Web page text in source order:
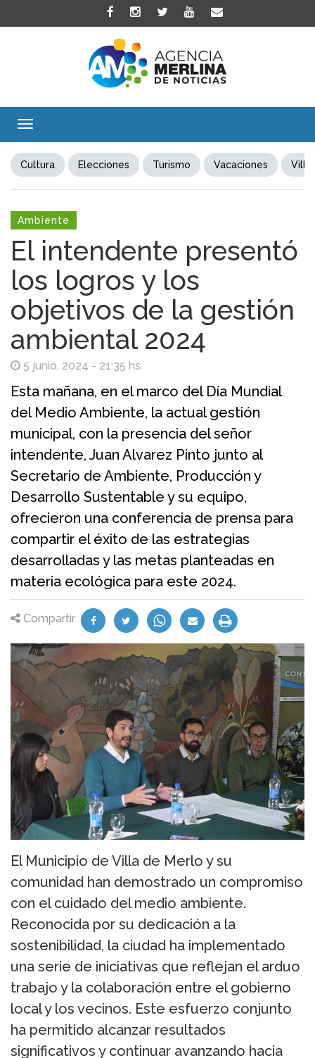
Toggle
Cultura Elecciones Turismo Vacaciones Villa
Ambiente
El intendente presentó
los logros y los
objetivos de la gestión
ambiental 2024
5 junio, 2024 - 21:35 hs.
Esta mañana, en el marco del Día Mundial
del Medio Ambiente, la actual gestión
municipal, con la presencia del señor
intendente, Juan Alvarez Pinto junto al
Secretario de Ambiente, Producción y
Desarrollo Sustentable y su equipo,
ofrecieron una conferencia de prensa para
compartir el éxito de las estrategias
desarrolladas y las metas planteadas en
materia ecológica para este 2024.
Compartir
El Municipio de Villa de Merlo y su
comunidad han demostrado un compromiso
con el cuidado del medio ambiente.
Reconocida por su dedicación a la
sostenibilidad, la ciudad ha implementado
una serie de iniciativas que reflejan el arduo
trabajo y la colaboración entre el gobierno
local y los vecinos. Este esfuerzo conjunto
ha permitido alcanzar resultados
significativos y continuar avanzando hacia